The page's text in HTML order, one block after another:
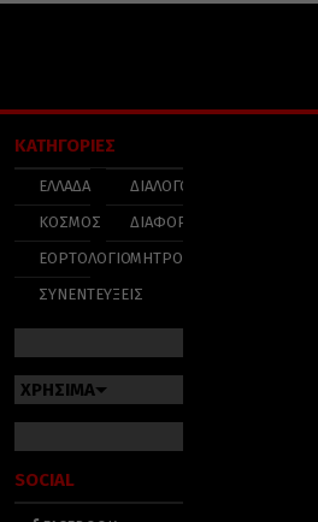
ΚΑΤΗΓΟΡΙΕΣ
ΕΛΛΑΔΑ
ΚΟΣΜΟΣ
ΕΟΡΤΟΛΟΓΙΟ
ΣΥΝΕΝΤΕΥΞΕΙΣ
ΔΙΑΛΟΓΟΣ
ΔΙΑΦΟΡΑ
ΜΗΤΡΟΠΟΛΕΙΣ
ΧΡΗΣΙΜΑ
SOCIAL